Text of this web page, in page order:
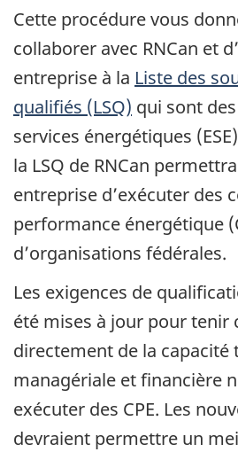
Cette procédure vous
collaborer avec RNCan et
entreprise à la Liste des
qualifiés (LSQ) qui sont
services énergétiques
la LSQ de RNCan
entreprise d’exécuter des
performance énergétique
d’organisations fédérales.
Les exigences de
été mises à jour pour tenir
directement de la capacité
managériale et financière
exécuter des CPE. Les
devraient permettre un